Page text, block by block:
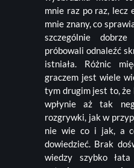
mnie raz po raz, lecz
mnie znany, co
szczególnie
próbowali odnaleźć
istniała. Różnic
graczem jest wiele
tym drugim jest to, że
wpłynie aż tak
rozgrywki, jak w
nie wie co i jak, a
dowiedzieć. Brak
wiedzy szybko łata